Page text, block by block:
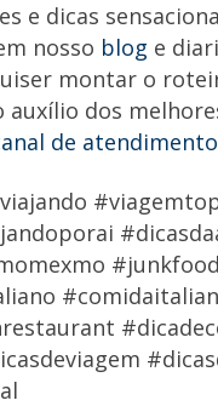
e dicas
nosso blog e
montar o
auxílio dos
de atendimento